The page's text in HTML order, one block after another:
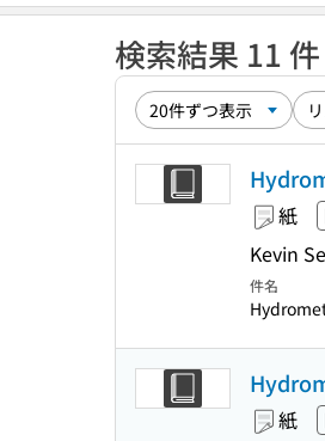
検索結果 11 件
紙
Kevin
件名
紙